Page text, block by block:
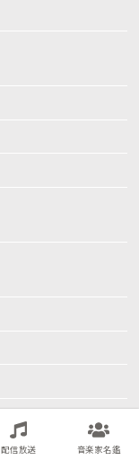
配信放送 音楽家名鑑